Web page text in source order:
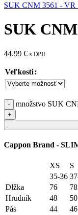
SUK CNM 3561 - VR
SUK
44.99 € s DPH
Veľkosti
množstvo SUK
Cappon Brand -
XS S
35-36
Dlžka
76 78
Hrudník
48
Pás
44 46